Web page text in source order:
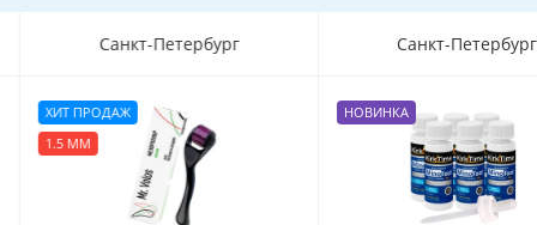
Санкт-Петербург
ХИТ ПРОДАЖ
1.5 ММ
Санкт-Петербург
НОВИНКА